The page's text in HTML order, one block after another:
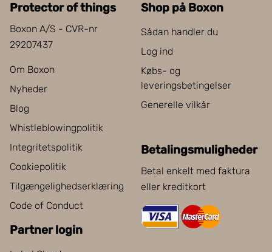
Protector of things
Boxon A/S - CVR-nr
29207437
Om Boxon
Nyheder
Blog
Whistleblowingpolitik
Integritetspolitik
Cookiepolitik
Tilgængelighedserklæring
Code of Conduct
Partner login
Shop på Boxon
Sådan handler du
Log ind
Købs- og
leveringsbetingelser
Generelle vilkår
Betalingsmuligheder
Betal enkelt med faktura
eller kreditkort